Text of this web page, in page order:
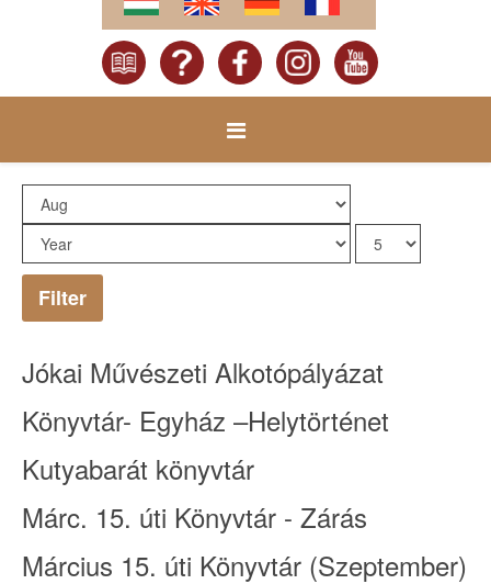
Filter
Jókai Művészeti Alkotópályázat
Könyvtár- Egyház –Helytörténet
Kutyabarát könyvtár
Márc. 15. úti Könyvtár - Zárás
Március 15. úti Könyvtár (Szeptember)